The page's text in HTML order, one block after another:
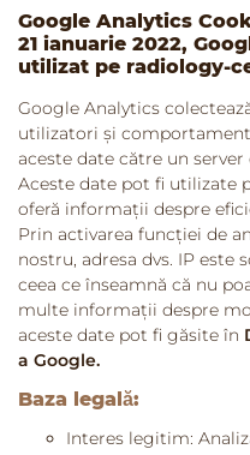
Google Analytics
21 ianuarie 2022,
utilizat pe radiology-
Google Analytics
utilizatori și
aceste date către un
Aceste date pot fi utilizate
oferă informații despre
Prin activarea funcției de
nostru, adresa dvs. IP este
ceea ce înseamnă că nu
multe informații despre
aceste date pot fi găsite în
a Google.
Baza legală:
Interes legitim: